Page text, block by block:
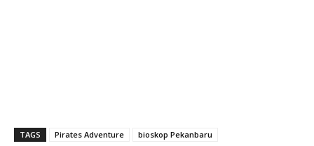
TAGS Pirates Adventure
bioskop Pekanbaru